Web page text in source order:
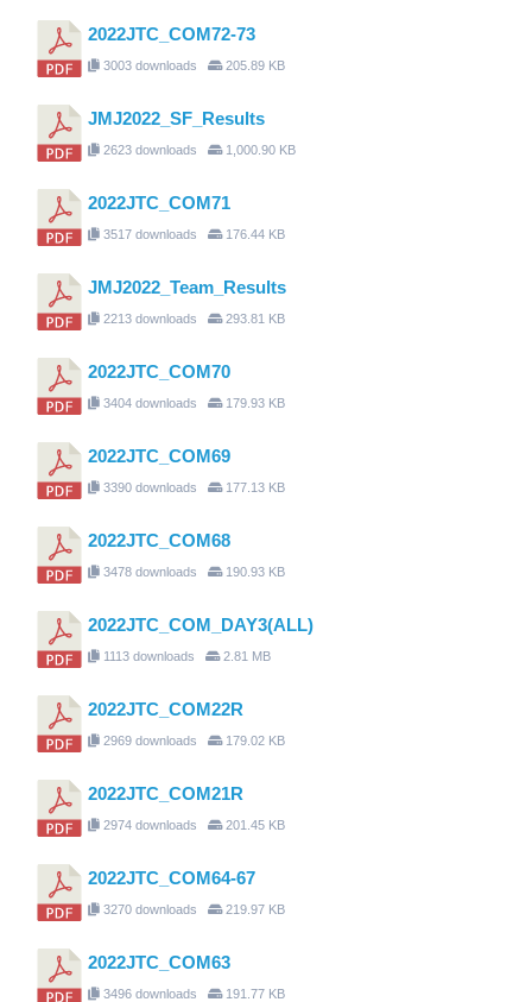
2022JTC_COM72-73
3003 downloads 205.89 KB
JMJ2022_SF_Results
2623 downloads 1,000.90 KB
2022JTC_COM71
3517 downloads 176.44 KB
JMJ2022_Team_Results
2213 downloads 293.81 KB
2022JTC_COM70
3404 downloads 179.93 KB
2022JTC_COM69
3390 downloads 177.13 KB
2022JTC_COM68
3478 downloads 190.93 KB
2022JTC_COM_DAY3(ALL)
1113 downloads 2.81 MB
2022JTC_COM22R
2969 downloads 179.02 KB
2022JTC_COM21R
2974 downloads 201.45 KB
2022JTC_COM64-67
3270 downloads 219.97 KB
2022JTC_COM63
3496 downloads 191.77 KB